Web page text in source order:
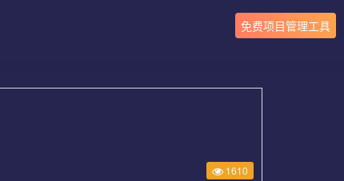
免费项目管理工具
1610